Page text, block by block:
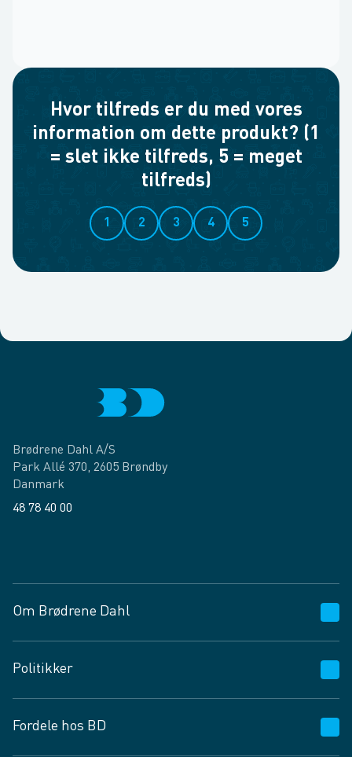
Hvor tilfreds er du med vores
information om dette produkt? (1
= slet ikke tilfreds, 5 = meget
tilfreds)
1 2 3 4 5
Brødrene Dahl A/S
Park Allé 370, 2605 Brøndby
Danmark
48 78 40 00
Om Brødrene Dahl
Vagttelefon 30 10 89 89
Spørgsmål og svar
Job og karriere
Politikker
Privatlivspolitik
Fordele hos BD